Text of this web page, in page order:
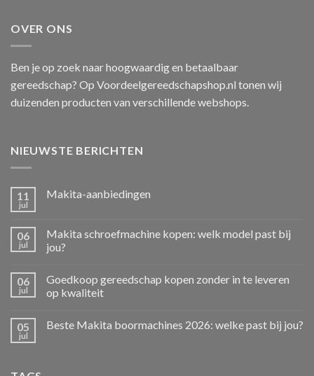
OVER ONS
Ben je op zoek naar hoogwaardig en betaalbaar
gereedschap? Op Voordeelgereedschapshop.nl tonen wij
duizenden producten van verschillende webshops.
NIEUWSTE BERICHTEN
11
jul
Makita-aanbiedingen
06
jul
Makita schroefmachine kopen: welk model past bij
jou?
06
jul
Goedkoop gereedschap kopen zonder in te leveren
op kwaliteit
05
jul
Beste Makita boormachines 2026: welke past bij jou?